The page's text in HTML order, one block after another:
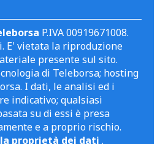
P.IVA 00919671008.
vietata la riproduzione
presente sul sito.
di Teleborsa; hosting
I dati, le analisi ed i
indicativo; qualsiasi
su di essi è presa
e a proprio rischio.
proprietà dei dati .